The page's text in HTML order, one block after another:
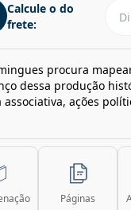
Calcule o do
frete:
procura
dessa produção
ações
Páginas